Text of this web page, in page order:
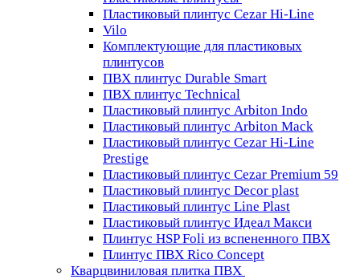
Пластиковый плинтус Cezar Hi-Line
Vilo
Комплектующие для пластиковых
плинтусов
ПВХ плинтус Durable Smart
ПВХ плинтус Technical
Пластиковый плинтус Arbiton Indo
Пластиковый плинтус Arbiton Mack
Пластиковый плинтус Cezar Hi-Line
Prestige
Пластиковый плинтус Cezar Premium 59
Пластиковый плинтус Decor plast
Пластиковый плинтус Line Plast
Пластиковый плинтус Идеал Макси
Плинтус HSP Foli из вспененного ПВХ
Плинтус ПВХ Rico Concept
Кварцвиниловая плитка ПВХ